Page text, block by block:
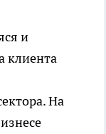
и
клиента
На